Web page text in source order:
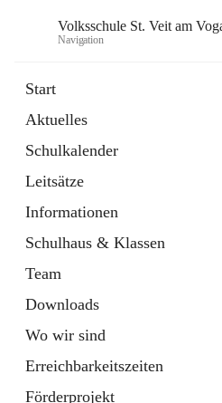
Volksschule St. Veit am
Navigation
Start
Aktuelles
Schulkalender
Leitsätze
Informationen
Schulhaus & Klassen
Team
Downloads
Wo wir sind
Erreichbarkeitszeiten
Förderprojekt